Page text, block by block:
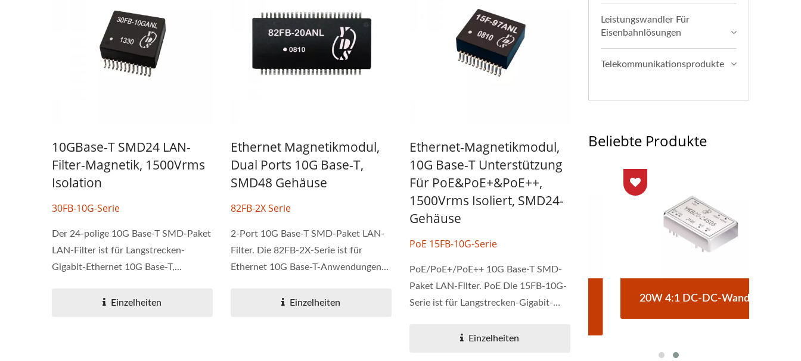
10GBase-T SMD24 LAN-
Filter-Magnetik, 1500Vrms
Isolation
30FB-10G-Serie
Der 24-polige 10G Base-T SMD-Paket
LAN-Filter ist für Langstrecken-
Gigabit-Ethernet 10G Base-T,...
Einzelheiten
Ethernet Magnetikmodul,
Dual Ports 10G Base-T,
SMD48 Gehäuse
82FB-2X Serie
2-Port 10G Base-T SMD-Paket LAN-
Filter. Die 82FB-2X-Serie ist für
Ethernet 10G Base-T-Anwendungen...
Einzelheiten
Ethernet-Magnetikmodul,
10G Base-T Unterstützung
Für PoE&PoE+&PoE++,
1500Vrms Isoliert, SMD24-
Gehäuse
PoE 15FB-10G-Serie
PoE/PoE+/PoE++ 10G Base-T SMD-
Paket LAN-Filter. PoE Die 15FB-10G-
Serie ist für Langstrecken-Gigabit-
Einzelheiten
Leistungswandler Für
Eisenbahnlösungen
Telekommunikationsprodukte
Beliebte Produkte
Halbbrücken-DC-DC-
20W 4:1 DC-DC-Wandler
Halbbrücken-DC-DC-
20W 4:1 DC-DC-Wandler